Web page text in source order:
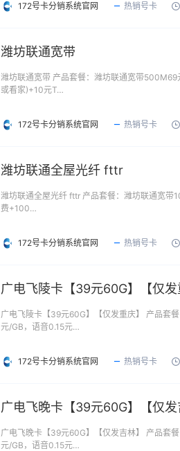
172号卡分销系统官网 热销号卡
潍坊联通宽带
潍坊联通宽带 产品套餐：潍坊联通宽带
或看家)+10元T…
172号卡分销系统官网 热销号卡
潍坊联通全屋光纤 fttr
潍坊联通全屋光纤 fttr 产品套餐：潍坊联通宽
费+100…
172号卡分销系统官网 热销号卡
广电飞陵卡【39元60G】【仅发
广电飞陵卡【39元60G】【仅发重庆】 产品套
元/GB，语音0.15元…
172号卡分销系统官网 热销号卡
广电飞晚卡【39元60G】【仅发
广电飞晚卡【39元60G】【仅发吉林】 产品套
元/GB，语音0.15元…